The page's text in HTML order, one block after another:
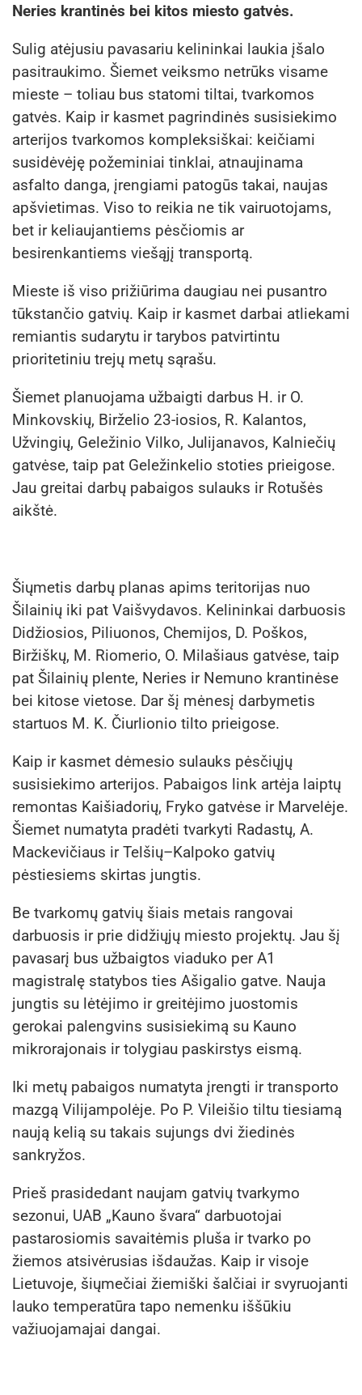
Neries krantinės bei kitos miesto gatvės.
Sulig atėjusiu pavasariu kelininkai laukia įšalo
pasitraukimo. Šiemet veiksmo netrūks visame
mieste – toliau bus statomi tiltai, tvarkomos
gatvės. Kaip ir kasmet pagrindinės susisiekimo
arterijos tvarkomos kompleksiškai: keičiami
susidėvėję požeminiai tinklai, atnaujinama
asfalto danga, įrengiami patogūs takai, naujas
apšvietimas. Viso to reikia ne tik vairuotojams,
bet ir keliaujantiems pėsčiomis ar
besirenkantiems viešąjį transportą.
Mieste iš viso prižiūrima daugiau nei pusantro
tūkstančio gatvių. Kaip ir kasmet darbai atliekami
remiantis sudarytu ir tarybos patvirtintu
prioritetiniu trejų metų sąrašu.
Šiemet planuojama užbaigti darbus H. ir O.
Minkovskių, Birželio 23-iosios, R. Kalantos,
Užvingių, Geležinio Vilko, Julijanavos, Kalniečių
gatvėse, taip pat Geležinkelio stoties prieigose.
Jau greitai darbų pabaigos sulauks ir Rotušės
aikštė.
Šiųmetis darbų planas apims teritorijas nuo
Šilainių iki pat Vaišvydavos. Kelininkai darbuosis
Didžiosios, Piliuonos, Chemijos, D. Poškos,
Biržiškų, M. Riomerio, O. Milašiaus gatvėse, taip
pat Šilainių plente, Neries ir Nemuno krantinėse
bei kitose vietose. Dar šį mėnesį darbymetis
startuos M. K. Čiurlionio tilto prieigose.
Kaip ir kasmet dėmesio sulauks pėsčiųjų
susisiekimo arterijos. Pabaigos link artėja laiptų
remontas Kaišiadorių, Fryko gatvėse ir Marvelėje.
Šiemet numatyta pradėti tvarkyti Radastų, A.
Mackevičiaus ir Telšių–Kalpoko gatvių
pėstiesiems skirtas jungtis.
Be tvarkomų gatvių šiais metais rangovai
darbuosis ir prie didžiųjų miesto projektų. Jau šį
pavasarį bus užbaigtos viaduko per A1
magistralę statybos ties Ašigalio gatve. Nauja
jungtis su lėtėjimo ir greitėjimo juostomis
gerokai palengvins susisiekimą su Kauno
mikrorajonais ir tolygiau paskirstys eismą.
Iki metų pabaigos numatyta įrengti ir transporto
mazgą Vilijampolėje. Po P. Vileišio tiltu tiesiamą
naują kelią su takais sujungs dvi žiedinės
sankryžos.
Prieš prasidedant naujam gatvių tvarkymo
sezonui, UAB „Kauno švara“ darbuotojai
pastarosiomis savaitėmis pluša ir tvarko po
žiemos atsivėrusias išdaužas. Kaip ir visoje
Lietuvoje, šiųmečiai žiemiški šalčiai ir svyruojanti
lauko temperatūra tapo nemenku iššūkiu
važiuojamajai dangai.